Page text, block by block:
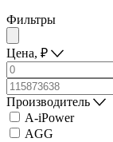
Фильтры
Цена, ₽
Производитель
A-iPower
AGG